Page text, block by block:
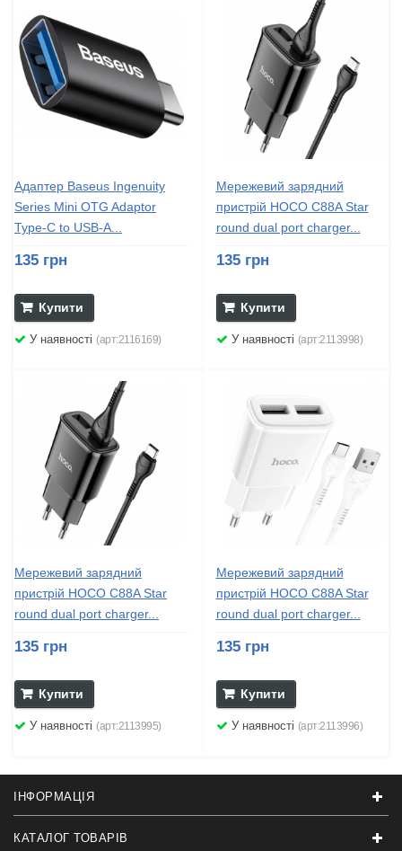
Адаптер Baseus Ingenuity
Series Mini OTG Adaptor
Type-C to USB-A...
135 грн
Купити
У наявності (арт:2116169)
Мережевий зарядний
пристрій HOCO C88A Star
round dual port charger...
135 грн
Купити
У наявності (арт:2113998)
Мережевий зарядний
пристрій HOCO C88A Star
round dual port charger...
135 грн
Купити
У наявності (арт:2113995)
Мережевий зарядний
пристрій HOCO C88A Star
round dual port charger...
135 грн
Купити
У наявності (арт:2113996)
ІНФОРМАЦІЯ
КАТАЛОГ ТОВАРІВ